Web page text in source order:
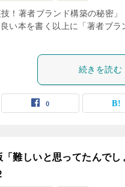
技！著者ブランド構築の秘
い本を書く以上に「著者ブラ
続きを読む
0
難しいと思ってたんでし